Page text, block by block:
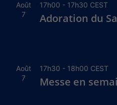
Août
7
17h00 - 17h30 CEST
Adoration du
Août
7
17h30 - 18h00 CEST
Messe en